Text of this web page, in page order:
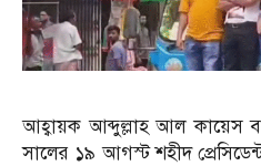
আহ্বায়ক আব্দুল্লাহ আল কায়েস
সালের ১৯ আগস্ট শহীদ